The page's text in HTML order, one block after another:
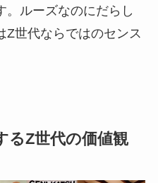
。ルーズなのにだらし
Z世代ならではのセンス
るZ世代の価値観